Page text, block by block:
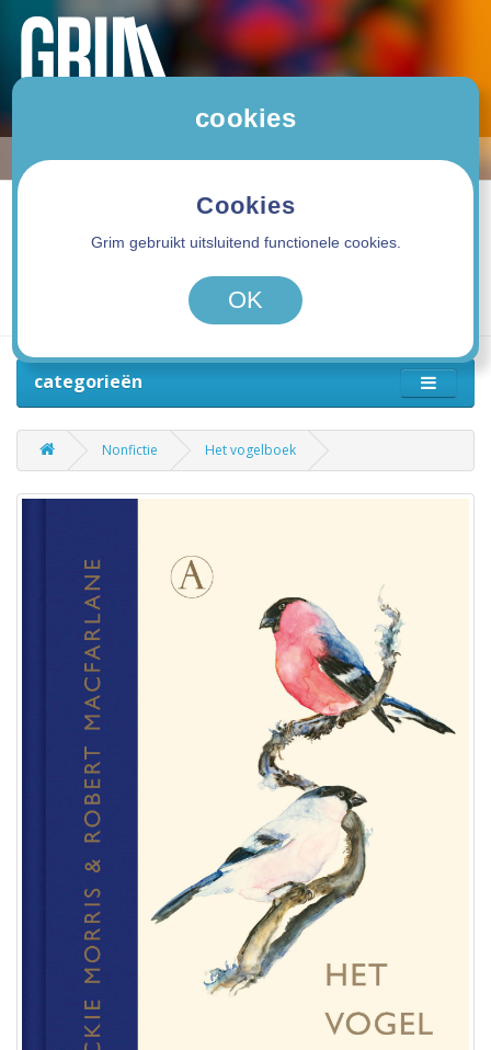
0 product(en) - 0,00€
categorieën
Nonfictie Het vogelboek
cookies
Cookies
Grim gebruikt uitsluitend functionele cookies.
OK